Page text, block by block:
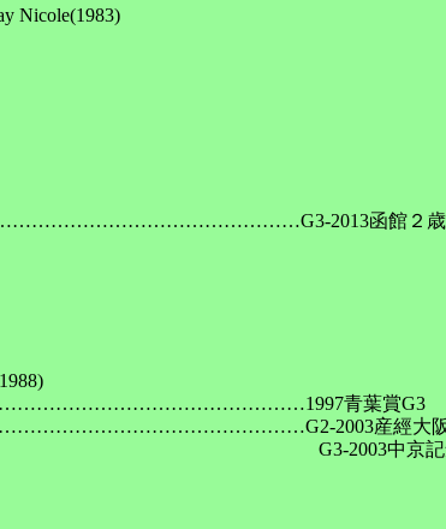
2013函館２歳
青葉賞G3
2003産經大
　　　　　　　　　　　　G3-2003中京記